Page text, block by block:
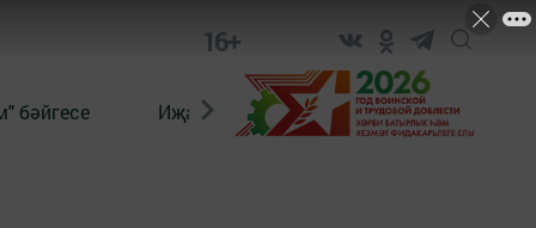
16+
бәйгесе Иҗат Реклама Онлайн